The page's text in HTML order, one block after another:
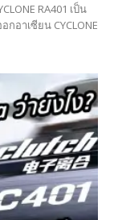
RA401 เป็น
อาเซียน CYCLONE